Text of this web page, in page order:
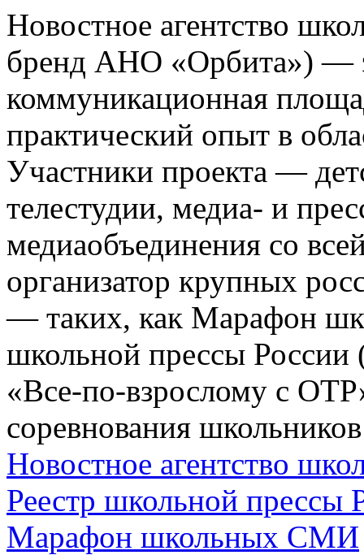
Новостное агентство
бренд АНО «Орбита») —
коммуникационная
практический опыт в
Участники проекта —
телестудии, медиа- и
медиаобъединения со
организатор крупных
— таких, как Марафон
школьной прессы России
«Все-по-взрослому с
соревнования
Новостное агентство
Реестр школьной прессы
Марафон школьных СМИ